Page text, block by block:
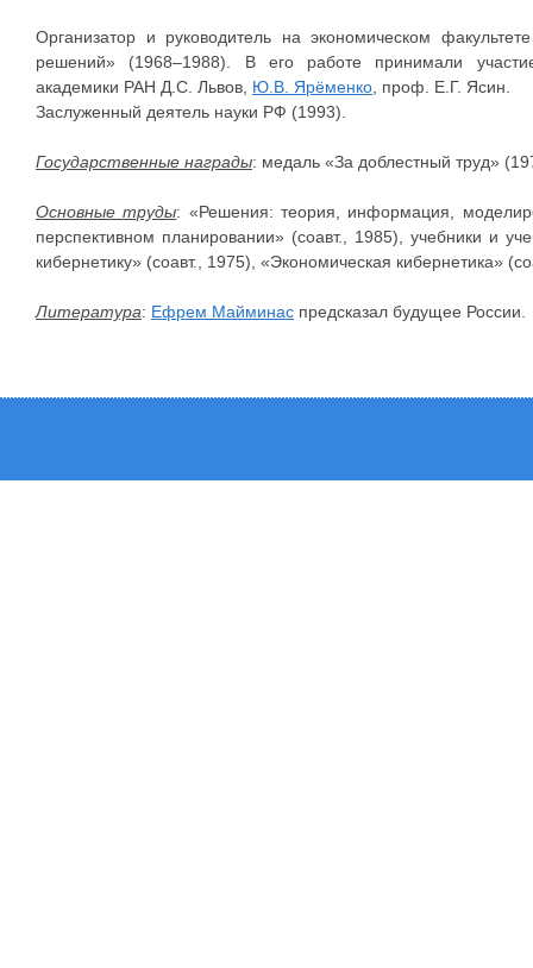
Организатор и руководитель на экономическом
решений» (1968–1988). В его работе принимали
академики РАН Д.С. Львов, Ю.В. Ярёменко , проф. Е.Г. Ясин.
Заслуженный деятель науки РФ (1993).
Государственные награды: медаль «За доблестный труд»
Основные труды: «Решения: теория, информация,
перспективном планировании» (соавт., 1985), учебники и
кибернетику» (соавт., 1975), «Экономическая кибернетика»
Литература: Ефрем Майминас предсказал будущее России.